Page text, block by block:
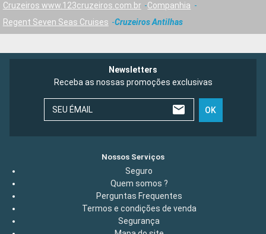
Cruzeiros www.123cruzeiros.com.br
Companhia
Regent Seven Seas Cruises
Cruzeiros Antilhas
Newsletters
Receba as nossas promoções exclusivas
SEU ÉMAIL OK
Nossos Serviços
Seguro
Quem somos ?
Perguntas Frequentes
Termos e condições de venda
Segurança